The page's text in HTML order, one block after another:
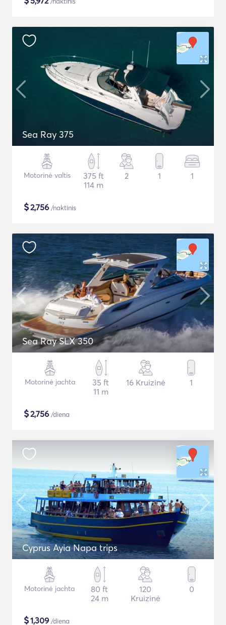
Sea Ray 375
Motorinė valtis
375 ft
114 m
2 1 1
$2,756 /naktinis
Sea Ray SLX 350
Motorinė jachta
35 ft
11 m
16 Kruizinė 1
$2,756 /diena
Cyprus Ayia Napa trips
Motorinė jachta
80 ft
24 m
120
Kruizinė
0
$1,309 /diena